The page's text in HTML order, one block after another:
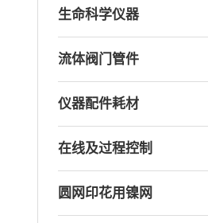
生命科学仪器
流体阀门管件
仪器配件耗材
在线及过程控制
圆网印花用镍网